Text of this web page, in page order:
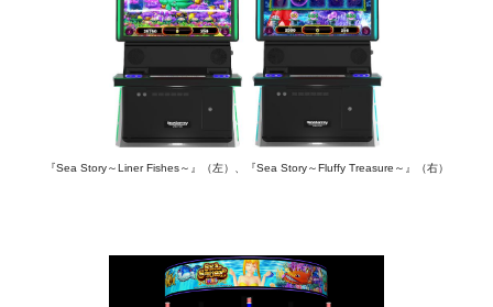
『Sea Story～Liner Fishes～』（左）、『Sea Story～Fluffy Treasure～』（右）